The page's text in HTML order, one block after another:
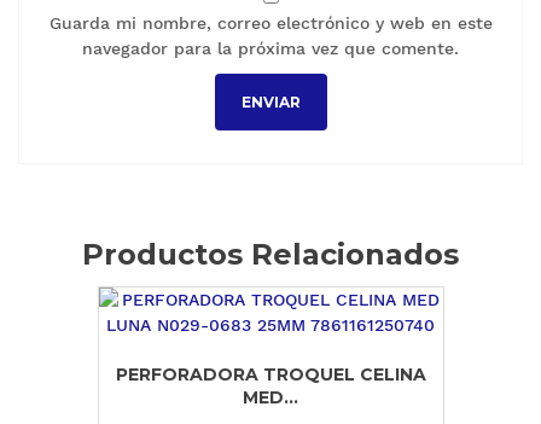
Guarda mi nombre, correo electrónico y web en este
navegador para la próxima vez que comente.
Productos Relacionados
PERFORADORA TROQUEL CELINA
MED...